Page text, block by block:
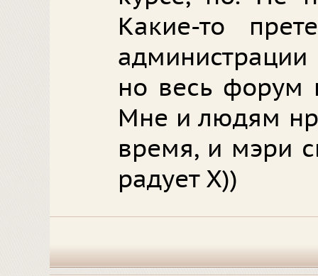
Какие-то
но весь форум
Мне и людям
время, и мэри
радует Х))